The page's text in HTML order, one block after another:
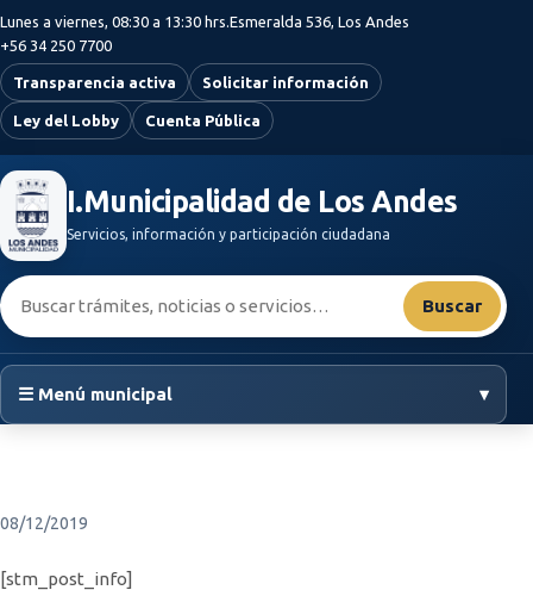
Saltar al contenido principal
Lunes a viernes, 08:30 a 13:30 hrs.Esmeralda 536, Los Andes
+56 34 250 7700
Transparencia activa Solicitar información
Ley del Lobby Cuenta Pública
I.Municipalidad de Los Andes
Servicios, información y participación ciudadana
Buscar:
Buscar
☰ Menú municipal ▾
08/12/2019
[stm_post_info]